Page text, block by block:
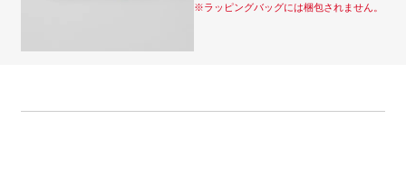
※ラッピングバッグには梱包されません。